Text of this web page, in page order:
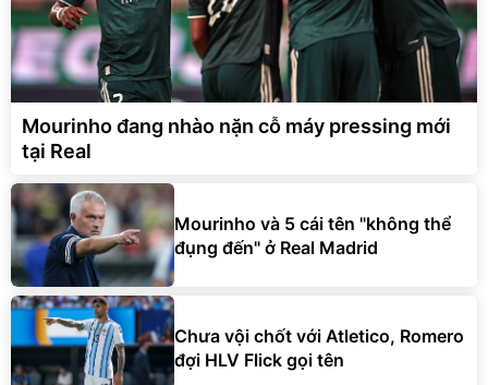
Mourinho đang nhào nặn cỗ máy pressing mới
tại Real
Mourinho và 5 cái tên "không thể
đụng đến" ở Real Madrid
Chưa vội chốt với Atletico, Romero
đợi HLV Flick gọi tên